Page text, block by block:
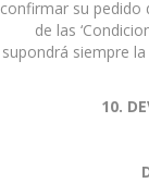
confirmar su pedido
de las
supondrá siempre
10.